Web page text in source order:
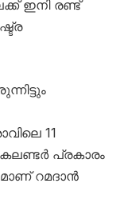
ഇനി രണ്ട്
11
പ്രകാരം
റമദാൻ